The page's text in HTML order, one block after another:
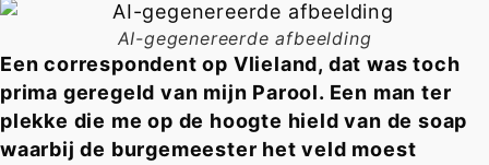
AI-gegenereerde afbeelding
Een correspondent op Vlieland, dat was toch
prima geregeld van mijn Parool. Een man ter
plekke die me op de hoogte hield van de soap
waarbij de burgemeester het veld moest